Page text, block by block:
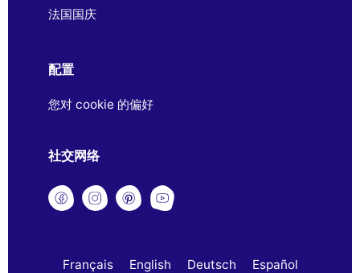
法国国庆
配置
您对 cookie 的偏好
社交网络
Français English Deutsch
Español